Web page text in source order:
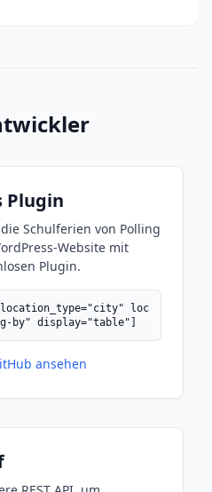
Plugin
Schulferien von Polling
Website mit
Plugin.
loc
by" display="table"]
ansehen